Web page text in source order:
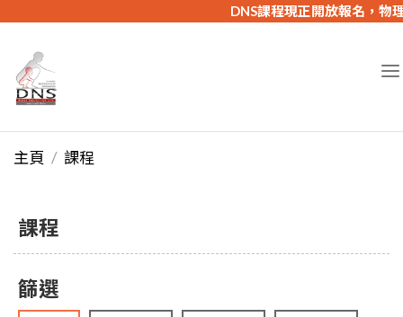
DNS課程現正開放報名，物理
主頁 課程
課程
篩選